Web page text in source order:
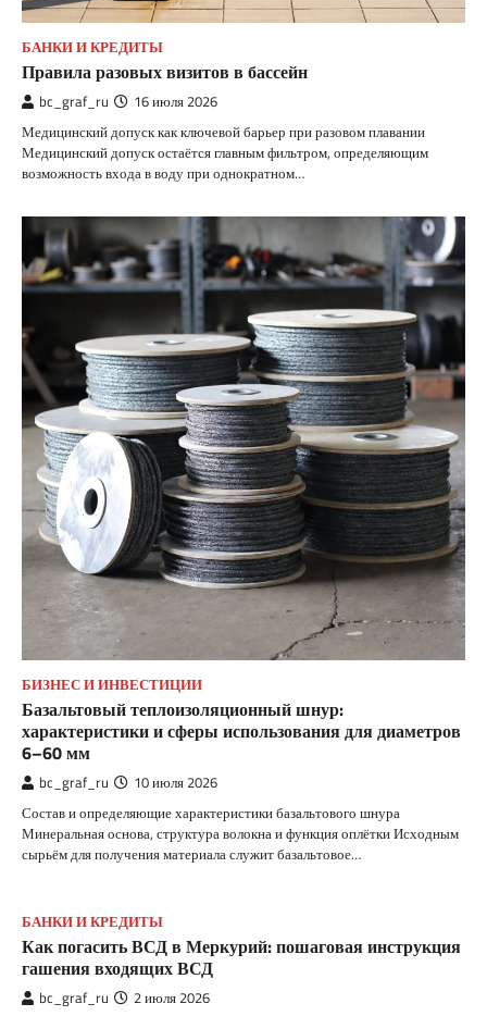
БАНКИ И КРЕДИТЫ
Правила разовых визитов в бассейн
bc_graf_ru 16 июля 2026
Медицинский допуск как ключевой барьер при разовом плавании
Медицинский допуск остаётся главным фильтром, определяющим
возможность входа в воду при однократном…
БИЗНЕС И ИНВЕСТИЦИИ
Базальтовый теплоизоляционный шнур:
характеристики и сферы использования для диаметров
6–60 мм
bc_graf_ru 10 июля 2026
Состав и определяющие характеристики базальтового шнура
Минеральная основа, структура волокна и функция оплётки Исходным
сырьём для получения материала служит базальтовое…
БАНКИ И КРЕДИТЫ
Как погасить ВСД в Меркурий: пошаговая инструкция
гашения входящих ВСД
bc_graf_ru 2 июля 2026